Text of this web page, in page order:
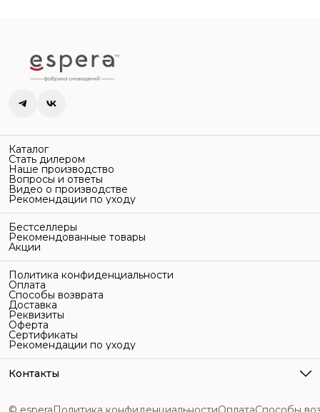
Каталог
Стать дилером
Наше производство
Вопросы и ответы
Видео о производстве
Рекомендации по уходу
Бестселлеры
Рекомендованные товары
Акции
Политика конфиденциальности
Оплата
Способы возврата
Доставка
Реквизиты
Оферта
Сертификаты
Рекомендации по уходу
Контакты